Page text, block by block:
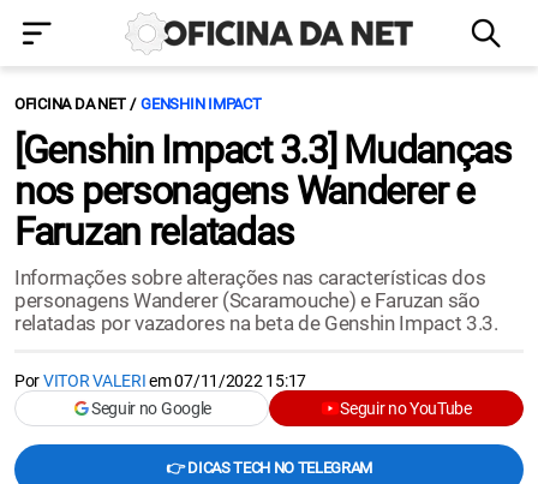
OFICINA DA NET GENSHIN IMPACT
[Genshin Impact 3.3] Mudanças
nos personagens Wanderer e
Faruzan relatadas
Informações sobre alterações nas características dos
personagens Wanderer (Scaramouche) e Faruzan são
relatadas por vazadores na beta de Genshin Impact 3.3.
PorVITOR VALERIem07/11/2022 15:17
Seguir no Google
Seguir no YouTube
👉 DICAS TECH NO TELEGRAM